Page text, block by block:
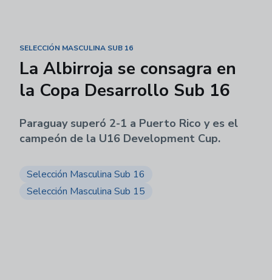
SELECCIÓN MASCULINA SUB 16
La Albirroja se consagra en
la Copa Desarrollo Sub 16
Paraguay superó 2-1 a Puerto Rico y es el
campeón de la U16 Development Cup.
Selección Masculina Sub 16
Selección Masculina Sub 15